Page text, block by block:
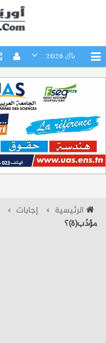
باك 2026
الرئيسية إجابات
مؤدّب(ة)؟